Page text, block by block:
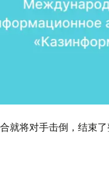
就将对手击倒，结束